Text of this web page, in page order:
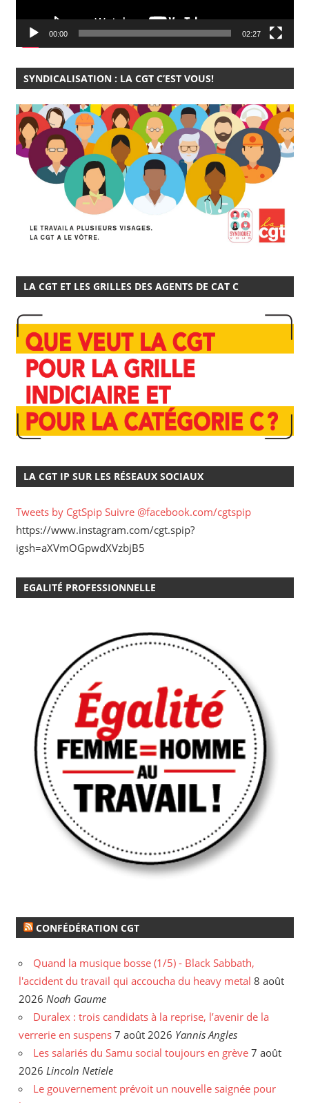
00:00 02:27
SYNDICALISATION : LA CGT C’EST VOUS!
LA CGT ET LES GRILLES DES AGENTS DE CAT C
LA CGT IP SUR LES RÉSEAUX SOCIAUX
Tweets by CgtSpip Suivre @facebook.com/cgtspip
https://www.instagram.com/cgt.spip?
igsh=aXVmOGpwdXVzbjB5
EGALITÉ PROFESSIONNELLE
CONFÉDÉRATION CGT
Quand la musique bosse (1/5) - Black Sabbath,
l'accident du travail qui accoucha du heavy metal 8 août
2026 Noah Gaume
Duralex : trois candidats à la reprise, l’avenir de la
verrerie en suspens 7 août 2026 Yannis Angles
Les salariés du Samu social toujours en grève 7 août
2026 Lincoln Netiele
Le gouvernement prévoit un nouvelle saignée pour